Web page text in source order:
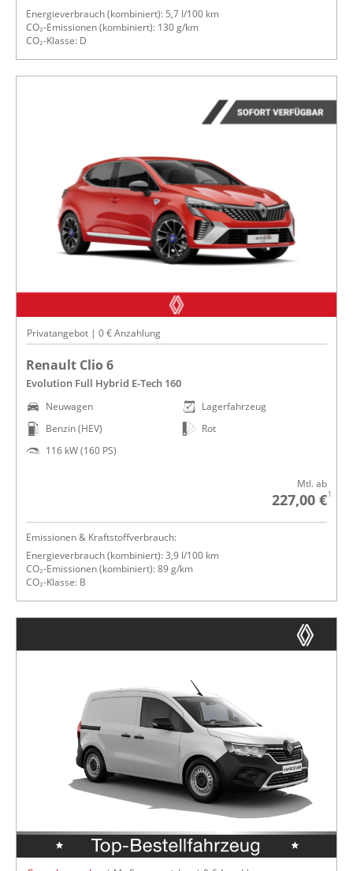
Energieverbrauch (kombiniert): 5,7 l/100 km
CO₂-Emissionen (kombiniert): 130 g/km
CO₂-Klasse: D
Privatangebot | 0 € Anzahlung
Renault Clio 6
Evolution Full Hybrid E-Tech 160
Neuwagen
Benzin (HEV)
116 kW (160 PS)
Lagerfahrzeug
Rot
Mtl. ab
227,00 €1
Emissionen & Kraftstoffverbrauch:
Energieverbrauch (kombiniert): 3,9 l/100 km
CO₂-Emissionen (kombiniert): 89 g/km
CO₂-Klasse: B